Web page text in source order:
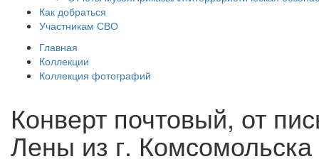
Как добраться
Участникам СВО
Главная
Коллекции
Коллекция фотографий
Конверт почтовый, от
Лены из г.